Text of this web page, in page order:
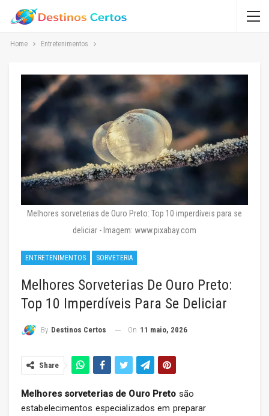
Home Entretenimentos
Melhores sorveterias de Ouro Preto: Top 10 imperdíveis para se
deliciar - Imagem: www.pixabay.com
ENTRETENIMENTOS SORVETERIA
Melhores Sorveterias De Ouro Preto:
Top 10 Imperdíveis Para Se Deliciar
By Destinos Certos On 11 maio, 2026
Share
Melhores sorveterias de Ouro Preto são
estabelecimentos especializados em preparar